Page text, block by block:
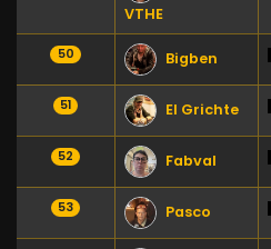
VTHE
50 Bigben
51 El Grichte
52 Fabval
53 Pasco